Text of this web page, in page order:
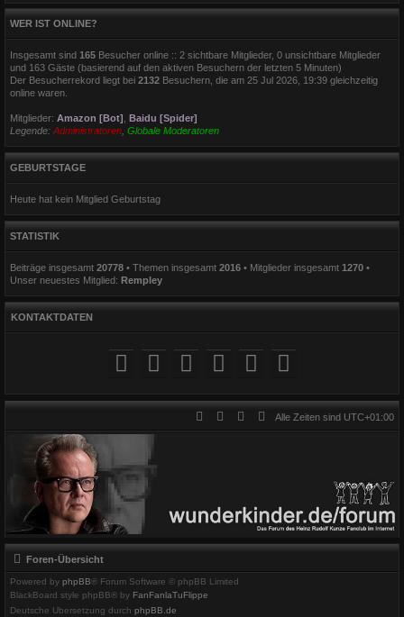
WER IST ONLINE?
Insgesamt sind 165 Besucher online :: 2 sichtbare Mitglieder, 0 unsichtbare Mitglieder
und 163 Gäste (basierend auf den aktiven Besuchern der letzten 5 Minuten)
Der Besucherrekord liegt bei 2132 Besuchern, die am 25 Jul 2026, 19:39 gleichzeitig
online waren.
Mitglieder: Amazon [Bot]
Baidu [Spider]
Legende: Administratoren Globale Moderatoren
GEBURTSTAGE
Heute hat kein Mitglied Geburtstag
STATISTIK
Beiträge insgesamt 20778 • Themen insgesamt 2016 • Mitglieder insgesamt 1270 •
Unser neuestes Mitglied: Rempley
KONTAKTDATEN
Alle Zeiten sind UTC+01:00
Foren-Übersicht
Powered by phpBB® Forum Software © phpBB Limited
BlackBoard style phpBB® by FanFanlaTuFlippe
Deutsche Übersetzung durch phpBB.de